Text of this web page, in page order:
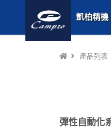
凱柏精機
產品列表
彈性自動化